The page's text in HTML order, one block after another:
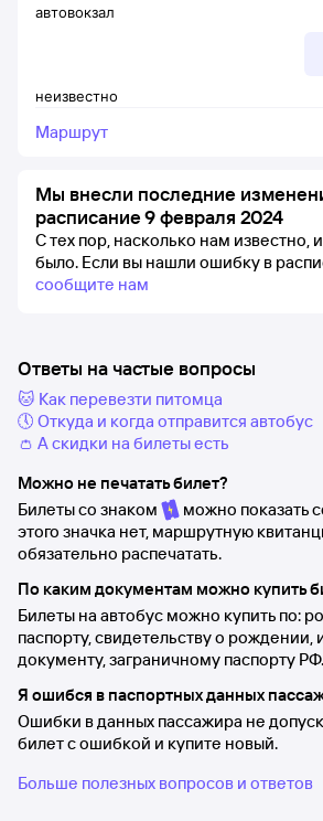
неизвестно
автовокзал
Маршрут
Мы внесли последние
расписание 9 февраля 2024
С тех пор, насколько нам известно,
было. Если вы нашли ошибку в
сообщите нам
Ответы на частые вопросы
🐱 Как перевезти питомца
🕔 Откуда и когда отправится автобус
👛 А скидки на билеты есть
Можно не печатать билет?
Билеты со знаком
можно показать
этого значка нет, маршрутную
обязательно распечатать.
По каким документам можно купить
Билеты на автобус можно купить по:
паспорту, свидетельству о
документу, заграничному паспорту РФ.
Я ошибся в паспортных данных
Ошибки в данных пассажира не
билет с ошибкой и купите новый.
Больше полезных вопросов и ответов